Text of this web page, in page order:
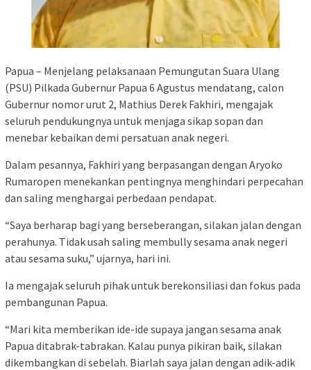
Papua – Menjelang pelaksanaan Pemungutan Suara Ulang
(PSU) Pilkada Gubernur Papua 6 Agustus mendatang, calon
Gubernur nomor urut 2, Mathius Derek Fakhiri, mengajak
seluruh pendukungnya untuk menjaga sikap sopan dan
menebar kebaikan demi persatuan anak negeri.
Dalam pesannya, Fakhiri yang berpasangan dengan Aryoko
Rumaropen menekankan pentingnya menghindari perpecahan
dan saling menghargai perbedaan pendapat.
“Saya berharap bagi yang berseberangan, silakan jalan dengan
perahunya. Tidak usah saling membully sesama anak negeri
atau sesama suku,” ujarnya, hari ini.
Ia mengajak seluruh pihak untuk berekonsiliasi dan fokus pada
pembangunan Papua.
“Mari kita memberikan ide-ide supaya jangan sesama anak
Papua ditabrak-tabrakan. Kalau punya pikiran baik, silakan
dikembangkan di sebelah. Biarlah saya jalan dengan adik-adik